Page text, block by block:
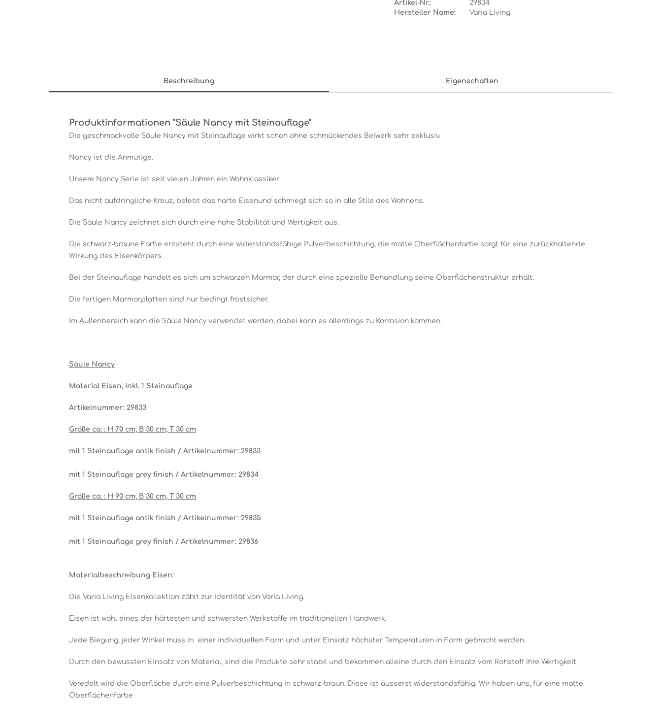
Artikel-Nr.:
29834
Hersteller Name:
Varia Living
Beschreibung Eigenschaften
Produktinformationen "Säule Nancy mit Steinauflage"
Die geschmackvolle Säule Nancy mit Steinauflage wirkt schon ohne schmückendes Beiwerk sehr exklusiv.
Nancy ist die Anmutige.
Unsere Nancy Serie ist seit vielen Jahren ein Wohnklassiker.
Das nicht aufdringliche Kreuz, belebt das harte Eisenund schmiegt sich so in alle Stile des Wohnens.
Die Säule Nancy zeichnet sich durch eine hohe Stabilität und Wertigkeit aus.
Die schwarz-braune Farbe entsteht durch eine widerstandsfähige Pulverbeschichtung, die matte Oberflächenfarbe sorgt für eine zurückhaltende
Wirkung des Eisenkörpers.
Bei der Steinauflage handelt es sich um schwarzen Marmor, der durch eine spezielle Behandlung seine Oberflächenstruktur erhält.
Die fertigen Marmorplatten sind nur bedingt frostsicher.
Im Außenbereich kann die Säule Nancy verwendet werden, dabei kann es allerdings zu Korrosion kommen.
Säule Nancy
Material Eisen, inkl. 1 Steinauflage
Artikelnummer: 29833
Größe ca: : H 70 cm, B 30 cm, T 30 cm
mit 1 Steinauflage antik finish / Artikelnummer: 29833
mit 1 Steinauflage grey finish / Artikelnummer: 29834
Größe ca: : H 90 cm, B 30 cm, T 30 cm
mit 1 Steinauflage antik finish / Artikelnummer: 29835
mit 1 Steinauflage grey finish / Artikelnummer: 29836
Materialbeschreibung Eisen:
Die Varia Living Eisenkollektion zählt zur Identität von Varia Living.
Eisen ist wohl eines der härtesten und schwersten Werkstoffe im traditionellen Handwerk.
Jede Biegung, jeder Winkel muss in einer individuellen Form und unter Einsatz höchster Temperaturen in Form gebracht werden.
Durch den bewussten Einsatz von Material, sind die Produkte sehr stabil und bekommen alleine durch den Einsatz vom Rohstoff ihre Wertigkeit.
Veredelt wird die Oberfläche durch eine Pulverbeschichtung in schwarz-braun. Diese ist äusserst widerstandsfähig. Wir haben uns, für eine matte
Oberflächenfarbe